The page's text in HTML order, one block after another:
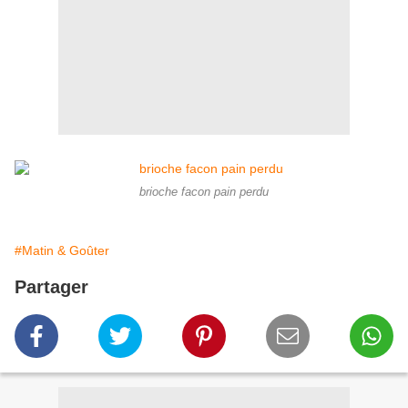
brioche facon pain perdu
#Matin & Goûter
Partager